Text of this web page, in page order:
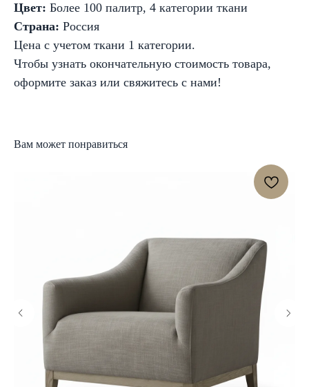
Цвет: Более 100 палитр, 4 категории ткани
Страна: Россия
Цена с учетом ткани 1 категории.
Чтобы узнать окончательную стоимость товара,
оформите заказ или свяжитесь с нами!
Вам может понравиться